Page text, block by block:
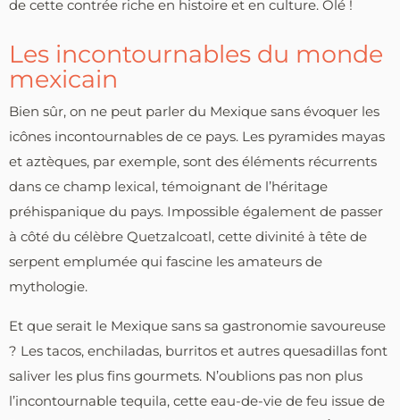
de cette contrée riche en histoire et en culture. Olé !
Les incontournables du monde
mexicain
Bien sûr, on ne peut parler du Mexique sans évoquer les
icônes incontournables de ce pays. Les pyramides mayas
et aztèques, par exemple, sont des éléments récurrents
dans ce champ lexical, témoignant de l’héritage
préhispanique du pays. Impossible également de passer
à côté du célèbre Quetzalcoatl, cette divinité à tête de
serpent emplumée qui fascine les amateurs de
mythologie.
Et que serait le Mexique sans sa gastronomie savoureuse
? Les tacos, enchiladas, burritos et autres quesadillas font
saliver les plus fins gourmets. N’oublions pas non plus
l’incontournable tequila, cette eau-de-vie de feu issue de